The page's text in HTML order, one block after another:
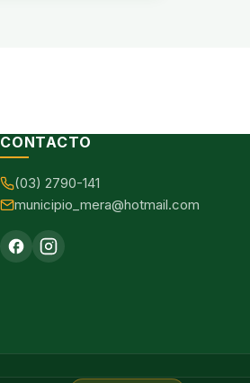
CONTACTO
(03) 2790-141
municipio_mera@hotmail.com